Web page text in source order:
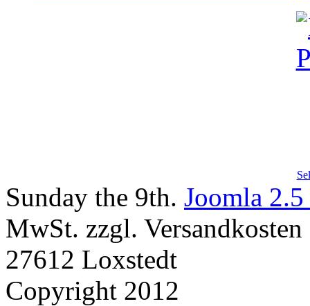
Sunday the 9th. Joomla 2.5
MwSt. zzgl.
27612 Loxstedt
Copyright 2012